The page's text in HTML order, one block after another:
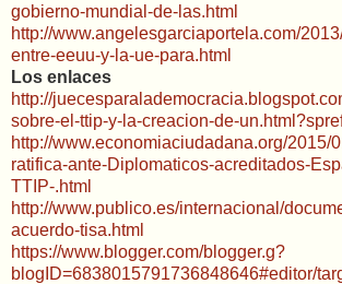
gobierno-mundial-de-las.html
http://www.angelesgarciaportela.com/
entre-eeuu-y-la-ue-para.html
Los enlaces
http://
sobre-el-ttip-y-la-creacion-de-
http://www.economiaciudadana.org/2015/
ratifica-ante-Diplomaticos-acreditados-
TTIP-.html
http://www.publico.es/internacional/
acuerdo-tisa.html
https://www.blogger.com/blogger.g?
blogID=6838015791736848646#editor/